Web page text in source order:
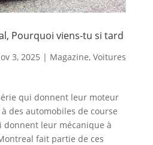
Pourquoi viens-tu si tard
3, 2025 | Magazine, Voitures
qui donnent leur moteur
des automobiles de course
donnent leur mécanique à
fait partie de ces